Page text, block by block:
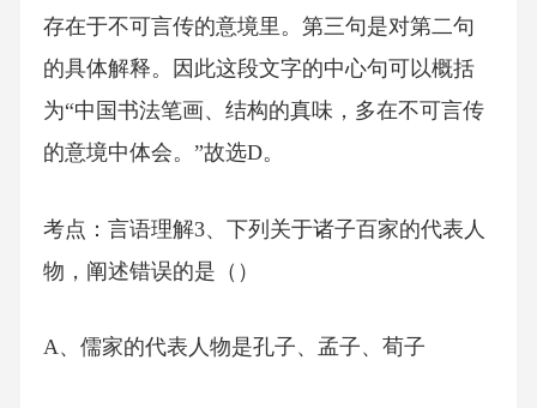
存在于不可言传的意境里。第三句是对第二句
的具体解释。因此这段文字的中心句可以概括
为“中国书法笔画、结构的真味，多在不可言传
的意境中体会。”故选D。
考点：言语理解3、下列关于诸子百家的代表人
物，阐述错误的是（）
A、儒家的代表人物是孔子、孟子、荀子